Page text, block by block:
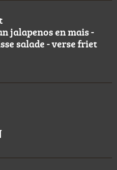
jalapenos en mais -
salade - verse friet